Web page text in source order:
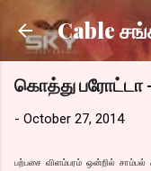
Cable
கொத்து பரோட்டா
- October 27, 2014
பற்பசை விளம்பரம் ஒன்றில் சாம்பல்